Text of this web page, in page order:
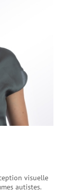
visuelle
autistes.